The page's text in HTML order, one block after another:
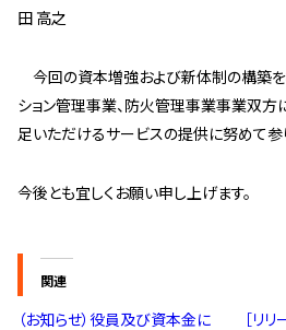
田 高之
今回の資本増強および新体制の構築を
ション管理事業、防火管理事業事業双方
足いただけるサービスの提供に努めて参
今後とも宜しくお願い申し上げます。
関連
（お知らせ）役員及び資本金に
［リ
実績・お客様の声